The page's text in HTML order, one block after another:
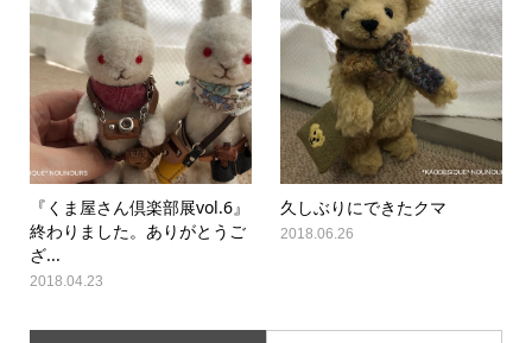
『くま屋さん倶楽部展vol.6』
終わりました。ありがとうご
ざ...
2018.04.23
久しぶりにできたクマ
2018.06.26